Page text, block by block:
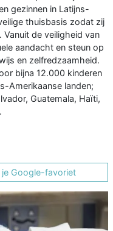
gezinnen in Latijns-
thuisbasis zodat zij
de veiligheid van
aandacht en steun op
en zelfredzaamheid.
bijna 12.000 kinderen
Amerikaanse landen;
Guatemala, Haïti,
je Google-favoriet